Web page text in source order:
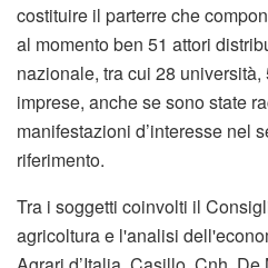
costituire il parterre che
al momento ben 51 attori
nazionale, tra cui 28
imprese, anche se sono state
manifestazioni d’interesse nel
riferimento.
Tra i soggetti coinvolti il
agricoltura e l'analisi